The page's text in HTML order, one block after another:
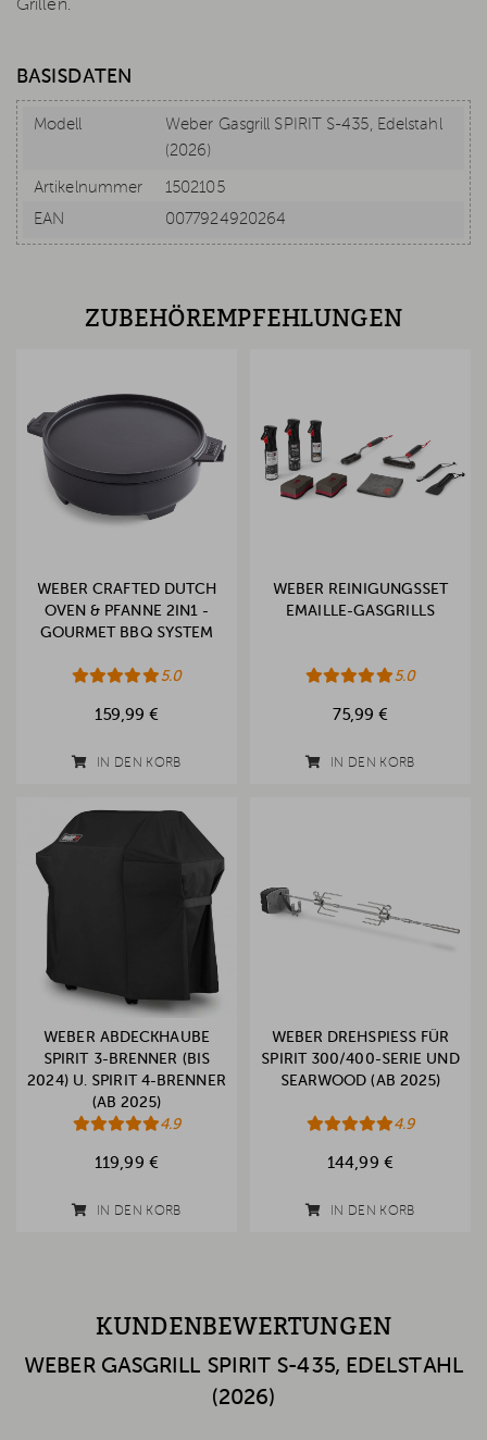
Grillen.
BASISDATEN
Modell
Weber Gasgrill SPIRIT S-435, Edelstahl
(2026)
Artikelnummer
1502105
EAN
0077924920264
ZUBEHÖREMPFEHLUNGEN
WEBER CRAFTED DUTCH
OVEN & PFANNE 2IN1 -
GOURMET BBQ SYSTEM
5.0
159,99 €
IN DEN KORB
WEBER REINIGUNGSSET
EMAILLE-GASGRILLS
5.0
75,99 €
IN DEN KORB
WEBER ABDECKHAUBE
SPIRIT 3-BRENNER (BIS
2024) U. SPIRIT 4-BRENNER
(AB 2025)
4.9
119,99 €
IN DEN KORB
WEBER DREHSPIESS FÜR S
PIRIT 300/400-SERIE UND S
EARWOOD (AB 2025)
4.9
144,99 €
IN DEN KORB
KUNDENBEWERTUNGEN
WEBER GASGRILL SPIRIT S-435, EDELSTAHL
(2026)